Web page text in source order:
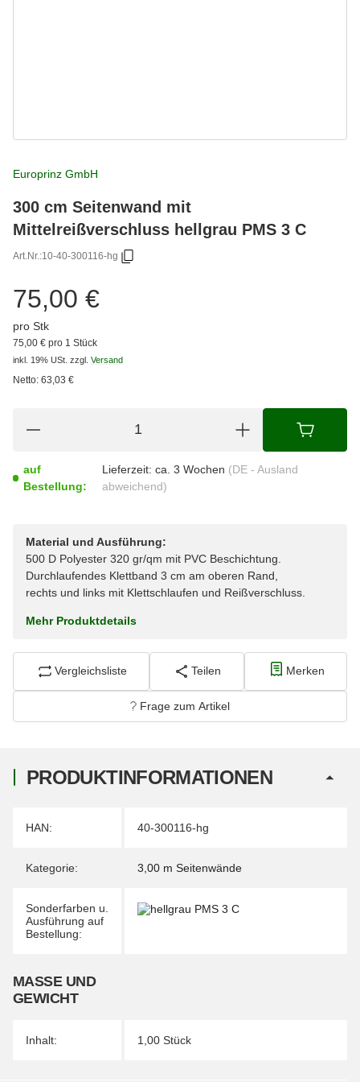
Europrinz GmbH
300 cm Seitenwand mit
Mittelreißverschluss hellgrau PMS 3 C
Art.Nr.:10-40-300116-hg
75,00 €
pro Stk
75,00 € pro 1 Stück
inkl. 19% USt. zzgl. Versand
Netto: 63,03 €
auf
Bestellung:
Lieferzeit: ca. 3 Wochen (DE - Ausland
abweichend)
Material und Ausführung:
500 D Polyester 320 gr/qm mit PVC Beschichtung.
Durchlaufendes Klettband 3 cm am oberen Rand,
rechts und links mit Klettschlaufen und Reißverschluss.
Mehr Produktdetails
Vergleichsliste Teilen Merken
Frage zum Artikel
PRODUKTINFORMATIONEN
Produkteigenschaft
Wert
HAN: 40-300116-hg
Kategorie: 3,00 m Seitenwände
Sonderfarben u.
Ausführung auf
Bestellung:
MASSE UND G
EWICHT
Inhalt: 1,00 Stück